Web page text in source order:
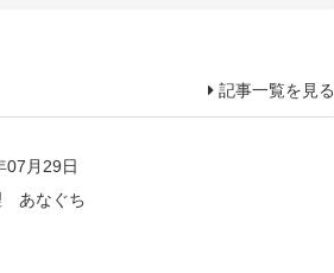
記事一覧を見る
07月29日
あなぐち